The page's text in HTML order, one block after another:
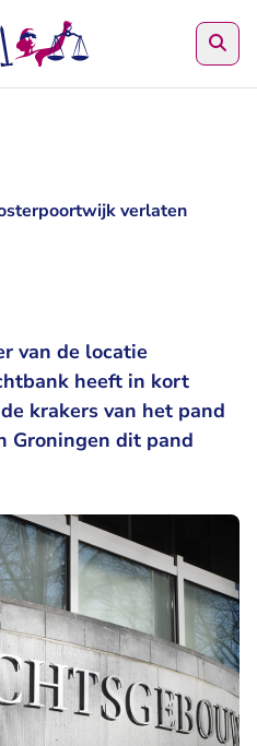
verlaten
van de locatie
heeft in kort
krakers van het pand
Groningen dit pand